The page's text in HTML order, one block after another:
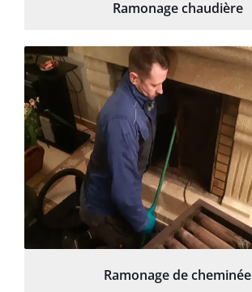
Ramonage chaudière
Ramonage de cheminée